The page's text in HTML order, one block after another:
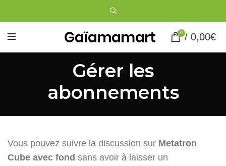
0 / 0,00€
Gérer les
abonnements
Vous pouvez suivre la discussion sur Metatron
Cube avec fond sans avoir à laisser un